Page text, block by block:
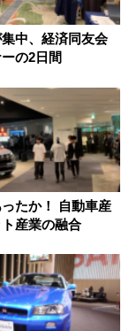
中、経済同友会
の2日間
たか！ 自動車産
産業の融合